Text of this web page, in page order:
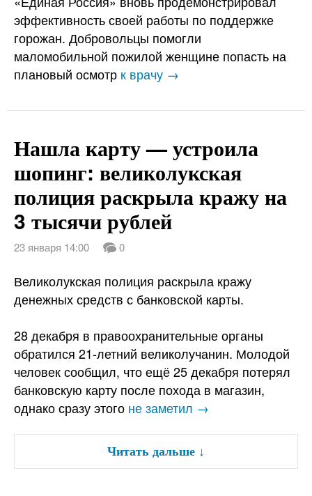
эффективность своей работы по поддержке
горожан. Добровольцы помогли
маломобильной пожилой женщине попасть на
плановый осмотр к врачу →
Нашла карту — устроила
шопинг: великолукская
полиция раскрыла кражу на
3 тысячи рублей
23 января 14:00 0
Великолукская полиция раскрыла кражу
денежных средств с банковской карты.
28 декабря в правоохранительные органы
обратился 21-летний великолучанин. Молодой
человек сообщил, что ещё 25 декабря потерял
банковскую карту после похода в магазин,
однако сразу этого не заметил →
Читать дальше ↓